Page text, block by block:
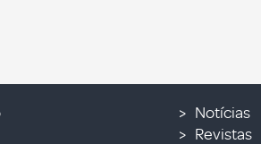
Notícias
Revistas